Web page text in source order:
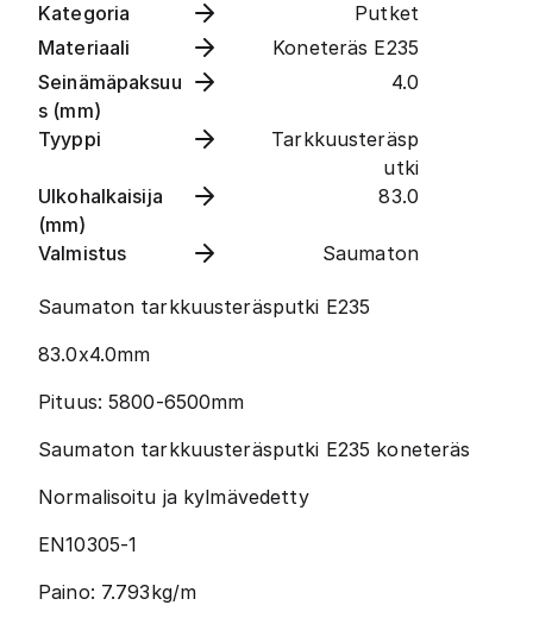
Kategoria
Putket
Materiaali
Koneteräs E235
Seinämäpaksuu
s (mm)
4.0
Tyyppi
Tarkkuusteräsp
utki
Ulkohalkaisija
(mm)
83.0
Valmistus Saumaton
Saumaton tarkkuusteräsputki E235
83.0x4.0mm
Pituus: 5800-6500mm
Saumaton tarkkuusteräsputki E235 koneteräs
Normalisoitu ja kylmävedetty
EN10305-1
Paino: 7.793kg/m